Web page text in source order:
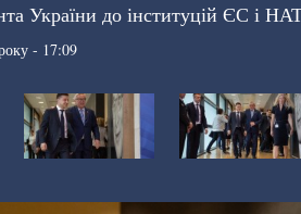
України до інституцій ЄС і
- 17:09